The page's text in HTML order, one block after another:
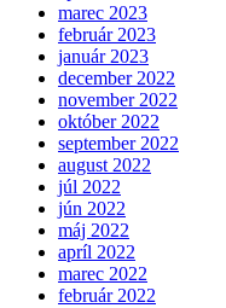
marec 2023
február 2023
január 2023
december 2022
november 2022
október 2022
september 2022
august 2022
júl 2022
jún 2022
máj 2022
apríl 2022
marec 2022
február 2022